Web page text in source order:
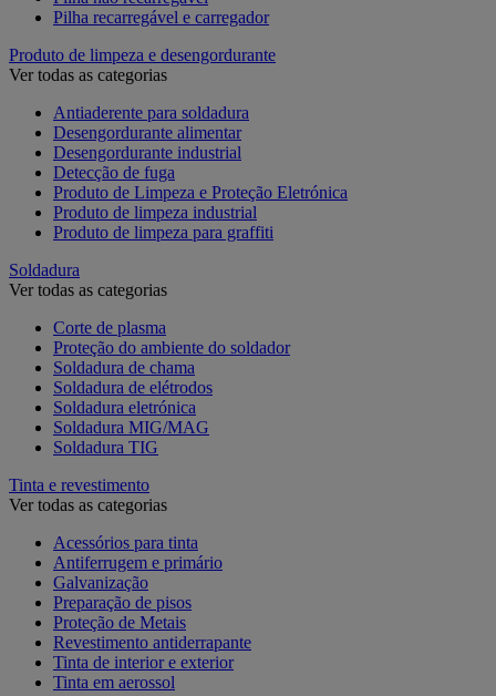
Pilha recarregável e carregador
Produto de limpeza e desengordurante
Ver todas as categorias
Antiaderente para soldadura
Desengordurante alimentar
Desengordurante industrial
Detecção de fuga
Produto de Limpeza e Proteção Eletrónica
Produto de limpeza industrial
Produto de limpeza para graffiti
Soldadura
Ver todas as categorias
Corte de plasma
Proteção do ambiente do soldador
Soldadura de chama
Soldadura de elétrodos
Soldadura eletrónica
Soldadura MIG/MAG
Soldadura TIG
Tinta e revestimento
Ver todas as categorias
Acessórios para tinta
Antiferrugem e primário
Galvanização
Preparação de pisos
Proteção de Metais
Revestimento antiderrapante
Tinta de interior e exterior
Tinta em aerossol